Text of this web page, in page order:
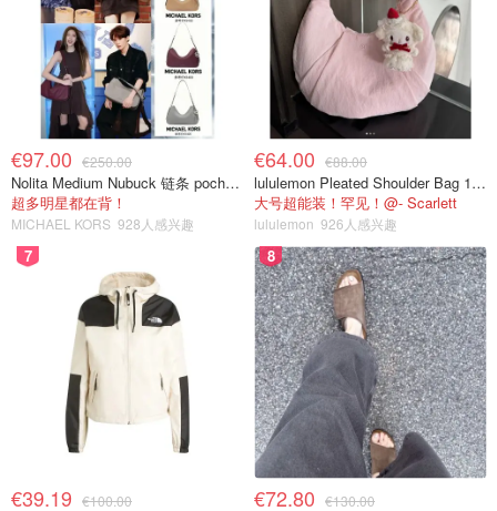
€97.00 €250.00
Nolita Medium Nubuck 链条 pochette
超多明星都在背！
MICHAEL KORS 928人感兴趣
€64.00 €88.00
lululemon Pleated Shoulder Bag 10L 单肩包
大号超能装！罕见！@- Scarlett
lululemon 926人感兴趣
7
€39.19 €100.00
8
€72.80 €130.00